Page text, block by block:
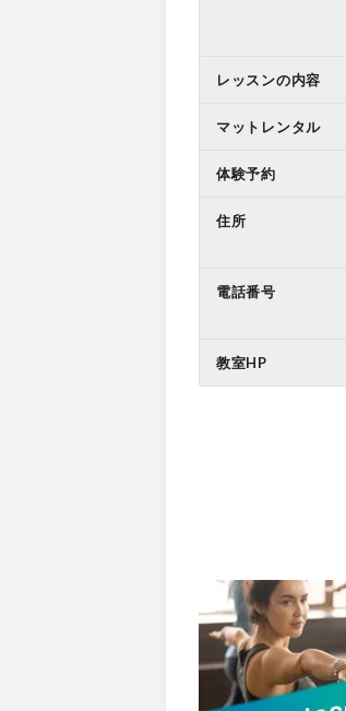
レッスンの内容
マットレンタル
体験予約
住所
電話番号
教室HP